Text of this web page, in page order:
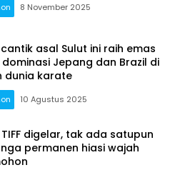
8 November 2025
asal Sulut ini raih emas
Jepang dan Brazil di
dunia karate
10 Agustus 2025
TIFF digelar, tak ada satupun
permanen hiasi wajah